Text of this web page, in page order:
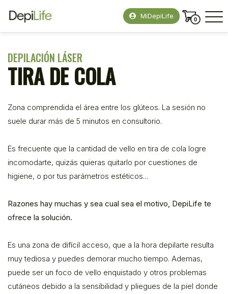
MiDepiLife 0
DEPILACIÓN LÁSER
TIRA DE COLA
Zona comprendida el área entre los glúteos. La sesión no
suele durar más de 5 minutos en consultorio.
Es frecuente que la cantidad de vello en tira de cola logre
incomodarte, quizás quieras quitarlo por cuestiones de
higiene, o por tus parámetros estéticos…
Razones hay muchas y sea cual sea el motivo, DepiLife te
ofrece la solución.
Es una zona de difícil acceso, que a la hora depilarte resulta
muy tediosa y puedes demorar mucho tiempo. Ademas,
puede ser un foco de vello enquistado y otros problemas
cutáneos debido a la sensibilidad y pliegues de la piel donde